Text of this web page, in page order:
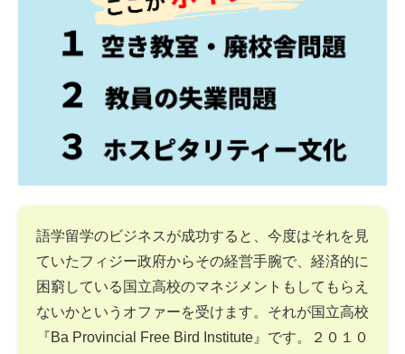
語学留学のビジネスが成功すると、今度はそれを見
ていたフィジー政府からその経営手腕で、経済的に
困窮している国立高校のマネジメントもしてもらえ
ないかというオファーを受けます。それが国立高校
『Ba Provincial Free Bird Institute』です。２０１０